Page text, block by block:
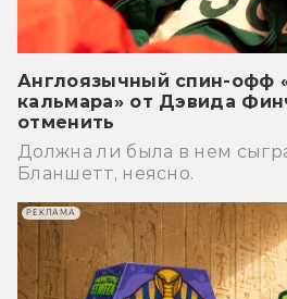
Англоязычный спин-офф
кальмара» от Дэвида
отменить
Должна ли была в нем
Бланшетт, неясно.
РЕКЛАМА